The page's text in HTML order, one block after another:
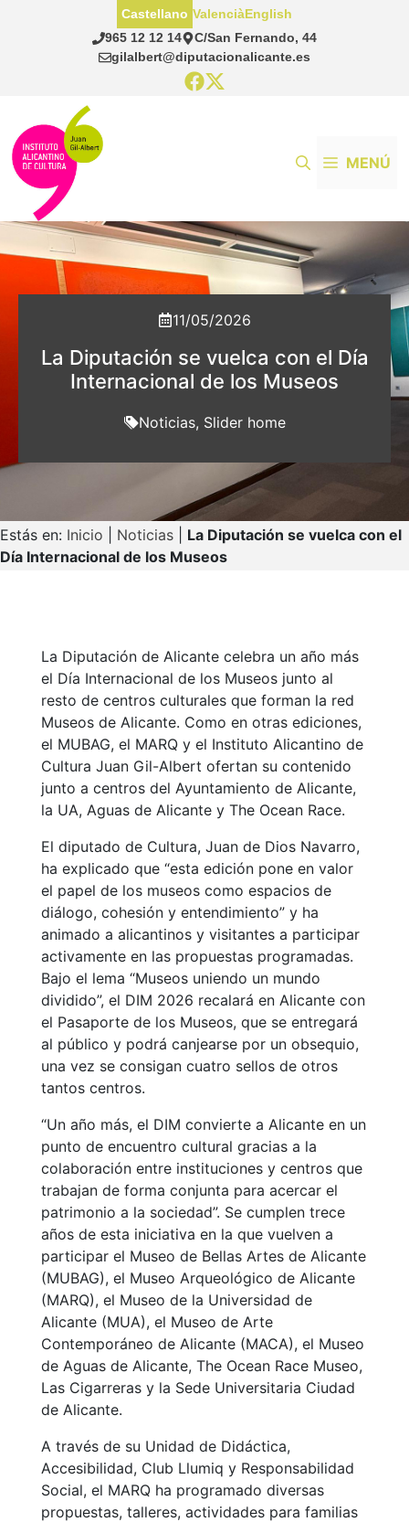
965 12 12 14
C/San Fernando, 44
gilalbert@diputacionalicante.es
Castellano ValenciàEnglish
MENÚ
11/05/2026
La Diputación se vuelca con el Día
Internacional de los Museos
Noticias, Slider home
Estás en: Inicio Noticias
La Diputación se vuelca con el
Día Internacional de los Museos
La Diputación de Alicante celebra un año más
el Día Internacional de los Museos junto al
resto de centros culturales que forman la red
Museos de Alicante. Como en otras ediciones,
el MUBAG, el MARQ y el Instituto Alicantino de
Cultura Juan Gil-Albert ofertan su contenido
junto a centros del Ayuntamiento de Alicante,
la UA, Aguas de Alicante y The Ocean Race.
El diputado de Cultura, Juan de Dios Navarro,
ha explicado que “esta edición pone en valor
el papel de los museos como espacios de
diálogo, cohesión y entendimiento” y ha
animado a alicantinos y visitantes a participar
activamente en las propuestas programadas.
Bajo el lema “Museos uniendo un mundo
dividido”, el DIM 2026 recalará en Alicante con
el Pasaporte de los Museos, que se entregará
al público y podrá canjearse por un obsequio,
una vez se consigan cuatro sellos de otros
tantos centros.
“Un año más, el DIM convierte a Alicante en un
punto de encuentro cultural gracias a la
colaboración entre instituciones y centros que
trabajan de forma conjunta para acercar el
patrimonio a la sociedad”. Se cumplen trece
años de esta iniciativa en la que vuelven a
participar el Museo de Bellas Artes de Alicante
(MUBAG), el Museo Arqueológico de Alicante
(MARQ), el Museo de la Universidad de
Alicante (MUA), el Museo de Arte
Contemporáneo de Alicante (MACA), el Museo
de Aguas de Alicante, The Ocean Race Museo,
Las Cigarreras y la Sede Universitaria Ciudad
de Alicante.
A través de su Unidad de Didáctica,
Accesibilidad, Club Llumiq y Responsabilidad
Social, el MARQ ha programado diversas
propuestas, talleres, actividades para familias